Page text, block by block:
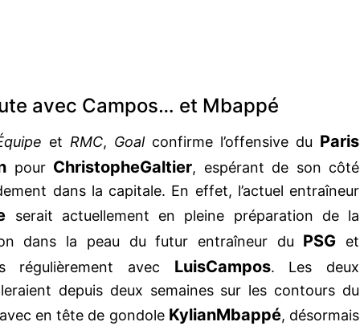
avec Campos… et Mbappé
et RMC, Goalconfirme l’offensive du Paris
pour ChristopheGaltier, espérant de son côté
dans la capitale. En effet, l’actuel entraîneur
serait actuellement en pleine préparation de la
dans la peau du futur entraîneur du PSG et
régulièrement avec LuisCampos. Les deux
depuis deux semaines sur les contours du
en tête de gondole KylianMbappé, désormais